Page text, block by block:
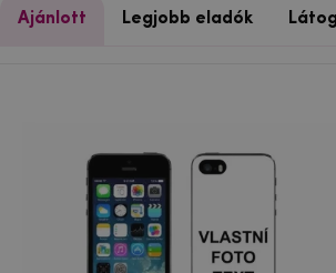
Ajánlott Legjobb eladók